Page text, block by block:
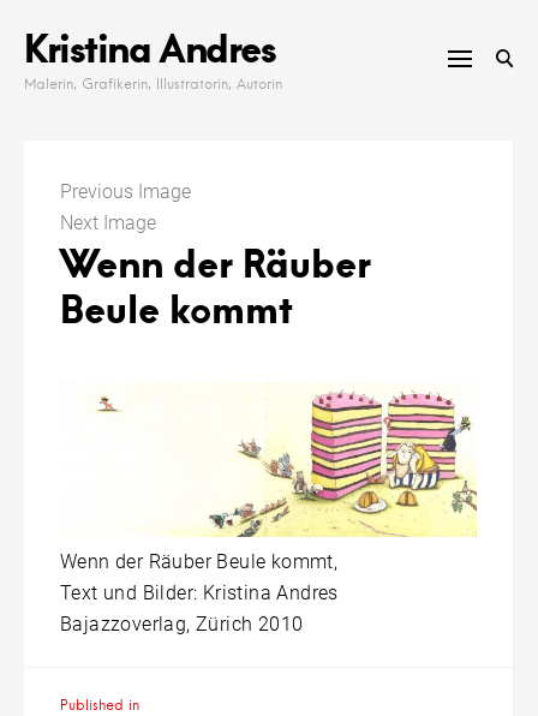
content
Kristina Andres
Malerin, Grafikerin, Illustratorin, Autorin
Previous Image
Next Image
Wenn der Räuber
Beule kommt
Wenn der Räuber Beule kommt,
Text und Bilder: Kristina Andres
Bajazzoverlag, Zürich 2010
Published in